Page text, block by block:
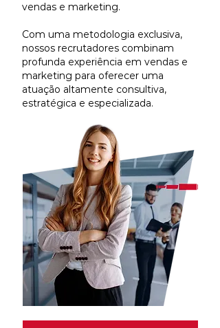
vendas e marketing.
Com uma metodologia exclusiva,
nossos recrutadores combinam
profunda experiência em vendas e
marketing para oferecer uma
atuação altamente consultiva,
estratégica e especializada.